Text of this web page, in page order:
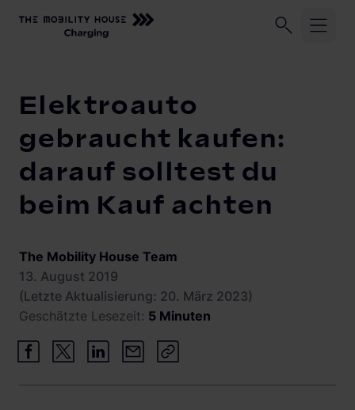
Shop
SALE %
Lagerdeals %
Wallboxen
ChargeLine
Schnellladestationen
Lösungen und Services
Abrechnungsmanagement
Monitoring
Solarmanagement
ChargeLine
ChargeLine BiDi
ChargeLine AC
Dienstwagen Laden
eyond
Zuhause laden
Knowledge Center
Elektroauto
gebraucht kaufen:
darauf solltest du
beim Kauf achten
The Mobility House Team
13. August 2019
(Letzte Aktualisierung: 20. März 2023)
Geschätzte Lesezeit: 5 Minuten